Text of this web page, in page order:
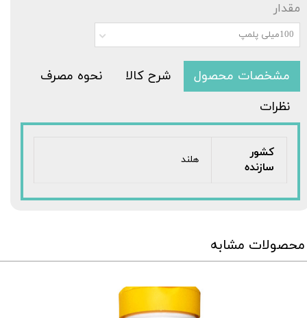
مقدار
100میلی پلمپ
مشخصات محصول شرح کالا
نحوه مصرف
نظرات
کشور
سازنده
هلند
محصولات مشابه